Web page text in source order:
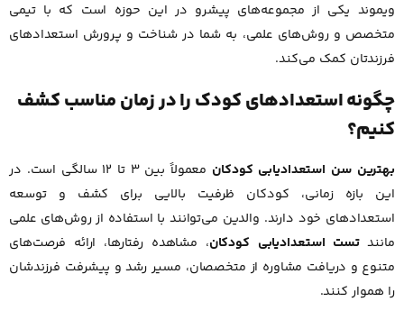
ویموند یکی از مجموعه‌های پیشرو در این حوزه است که با تیمی
متخصص و روش‌های علمی، به شما در شناخت و پرورش استعدادهای
فرزندتان کمک می‌کند.
چگونه استعدادهای کودک را در زمان مناسب کشف
کنیم؟
بهترین سن استعدادیابی کودکان
معمولاً بین ۳ تا ۱۲ سالگی است. در
این بازه زمانی، کودکان ظرفیت بالایی برای کشف و توسعه
استعدادهای خود دارند. والدین می‌توانند با استفاده از روش‌های علمی
مانندتست استعدادیابی کودکان، مشاهده رفتارها، ارائه فرصت‌های
متنوع و دریافت مشاوره از متخصصان، مسیر رشد و پیشرفت فرزندشان
را هموار کنند.